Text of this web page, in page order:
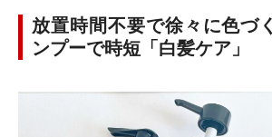
放置時間不要で徐々に色づ
ンプーで時短「白髪ケア」